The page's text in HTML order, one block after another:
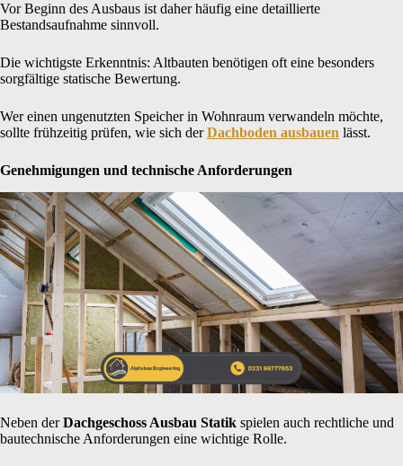
Vor Beginn des Ausbaus ist daher häufig eine detaillierte
Bestandsaufnahme sinnvoll.
Die wichtigste Erkenntnis: Altbauten benötigen oft eine besonders
sorgfältige statische Bewertung.
Wer einen ungenutzten Speicher in Wohnraum verwandeln möchte,
sollte frühzeitig prüfen, wie sich derDachboden ausbauen lässt.
Genehmigungen und technische Anforderungen
Neben derDachgeschoss Ausbau Statik spielen auch rechtliche und
bautechnische Anforderungen eine wichtige Rolle.